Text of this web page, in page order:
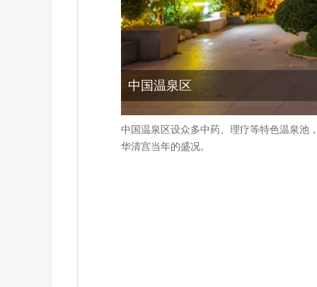
中国温泉区
中国温泉区设众多中药、理疗等特色温泉池
华清宫当年的盛况。